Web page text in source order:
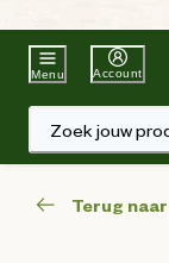
Menu Account
Zoek jouw
Terug